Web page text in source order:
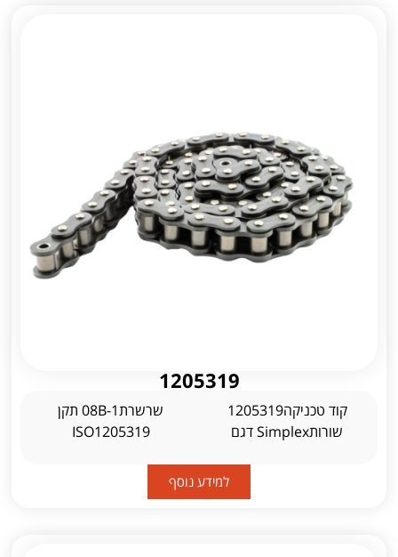
1205319
קוד טכניקה1205319
שורותSimplex דגם
שרשרת08B-1 תקן
ISO1205319
למידע נוסף